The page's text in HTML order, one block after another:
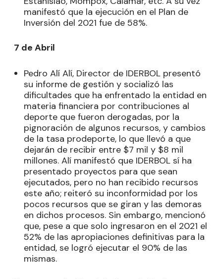
manifestó que la ejecución en el Plan de
Inversión del 2021 fue de 58%.
7 de Abril
Pedro Alí Alí, Director de IDERBOL presentó
su informe de gestión y socializó las
dificultades que ha enfrentado la entidad en
materia financiera por contribuciones al
deporte que fueron derogadas, por la
pignoración de algunos recursos, y cambios
de la tasa prodeporte, lo que llevó a que
dejarán de recibir entre $7 mil y $8 mil
millones. Alí manifestó que IDERBOL sí ha
presentado proyectos para que sean
ejecutados, pero no han recibido recursos
este año; reiteró su inconformidad por los
pocos recursos que se giran y las demoras
en dichos procesos. Sin embargo, mencionó
que, pese a que solo ingresaron en el 2021 el
52% de las apropiaciones definitivas para la
entidad, se logró ejecutar el 90% de las
mismas.